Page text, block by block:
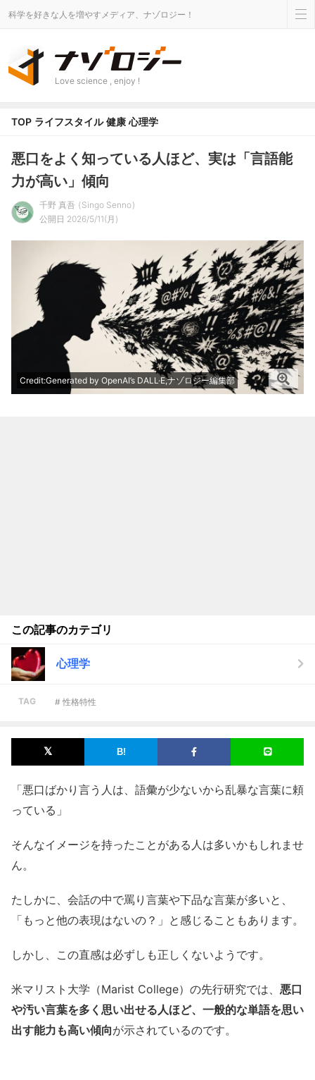
科学を好きな人を増やすメディア、ナゾロジー！
Love science , enjoy !
TOP ライフスタイル 健康 心理学
悪口をよく知っている人ほど、実は「言語能
力が高い」傾向
千野 真吾
Singo Senno
公開日 2026/5/11(月)
Credit:Generated by OpenAI’s DALL·E,ナゾロジー編集部
この記事のカテゴリ
心理学
TAG # 性格特性
「悪口ばかり言う人は、語彙が少ないから乱暴な言葉に頼
っている」
そんなイメージを持ったことがある人は多いかもしれませ
ん。
たしかに、会話の中で罵り言葉や下品な言葉が多いと、
「もっと他の表現はないの？」と感じることもあります。
しかし、この直感は必ずしも正しくないようです。
米マリスト大学（Marist College）の先行研究では、 悪口
や汚い言葉を多く思い出せる人ほど、一般的な単語を思い
出す能力も高い傾向が示されているのです。